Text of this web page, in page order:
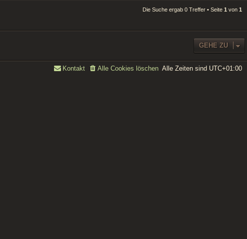
Die Suche ergab 0 Treffer • Seite 1 von 1
GEHE ZU
Alle Zeiten sind UTC+01:00
Alle Cookies löschen
Kontakt